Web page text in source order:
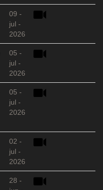
09 -
jul -
2026
05 -
jul -
2026
05 -
jul -
2026
02 -
jul -
2026
28 -